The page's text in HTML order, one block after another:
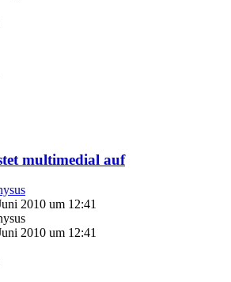
multimedial auf
2010 um 12:41
2010 um 12:41